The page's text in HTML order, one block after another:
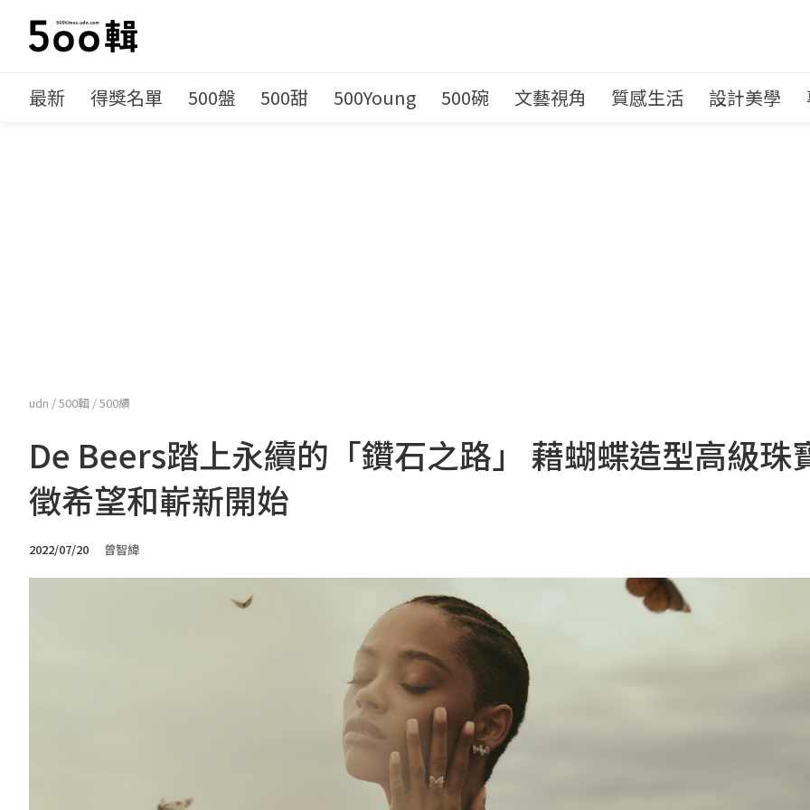
最新 得獎名單 500盤 500甜 500Young 500碗 文藝視角 質感生活 設計美學
udn /500輯 /500續
De Beers踏上永續的「鑽石之路」 藉蝴蝶造型高級珠
徵希望和嶄新開始
2022/07/20 曾智緯